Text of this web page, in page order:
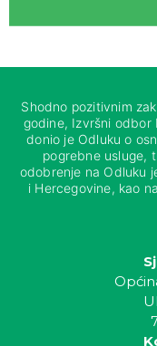
Shodno pozitivnim
godine, Izvršni odbor
donio je Odluku o
pogrebne usluge,
odobrenje na Odluku
i Hercegovine, kao